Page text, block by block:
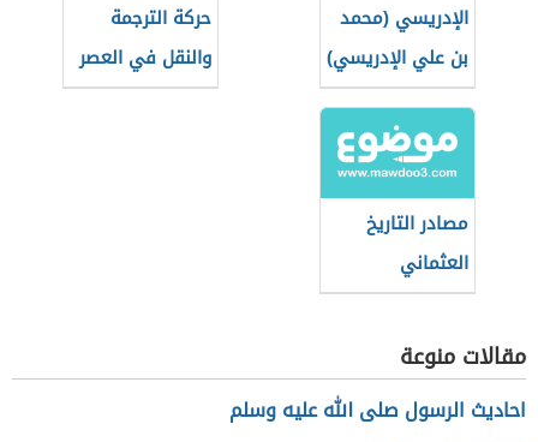
الإدريسي (محمد
بن علي الإدريسي)
حركة الترجمة
والنقل في العصر
العباسي الأول
مصادر التاريخ
العثماني
مقالات منوعة
احاديث الرسول صلى الله عليه وسلم